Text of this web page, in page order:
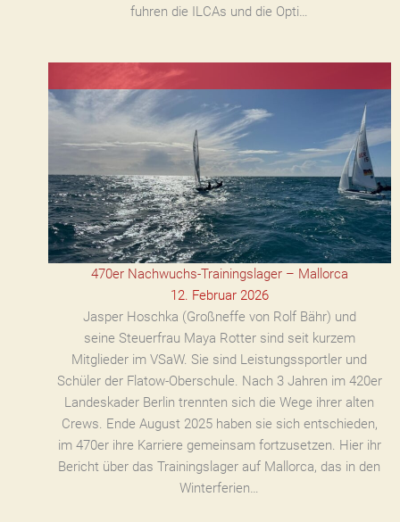
fuhren die ILCAs und die Opti…
470er Nachwuchs-Trainingslager – Mallorca
12. Februar 2026
Jasper Hoschka (Großneffe von Rolf Bähr) und
seine Steuerfrau Maya Rotter sind seit kurzem
Mitglieder im VSaW. Sie sind Leistungssportler und
Schüler der Flatow-Oberschule. Nach 3 Jahren im 420er
Landeskader Berlin trennten sich die Wege ihrer alten
Crews. Ende August 2025 haben sie sich entschieden,
im 470er ihre Karriere gemeinsam fortzusetzen. Hier ihr
Bericht über das Trainingslager auf Mallorca, das in den
Winterferien…